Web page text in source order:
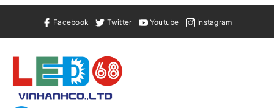
Life Time
Facebook Twitter Youtube Instagram